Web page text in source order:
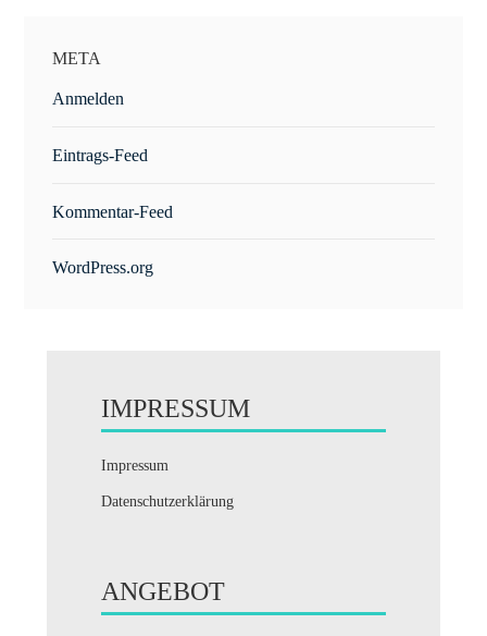
META
Anmelden
Eintrags-Feed
Kommentar-Feed
WordPress.org
IMPRESSUM
Impressum
Datenschutzerklärung
ANGEBOT